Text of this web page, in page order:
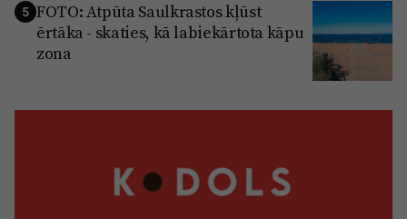
5 FOTO: Atpūta Saulkrastos kļūst
ērtāka - skaties, kā labiekārtota kāpu
zona